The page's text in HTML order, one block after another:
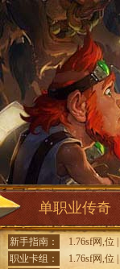
单职业传奇
新手指南： 1.76sf网,位
职业卡组：
1.76sf网,位